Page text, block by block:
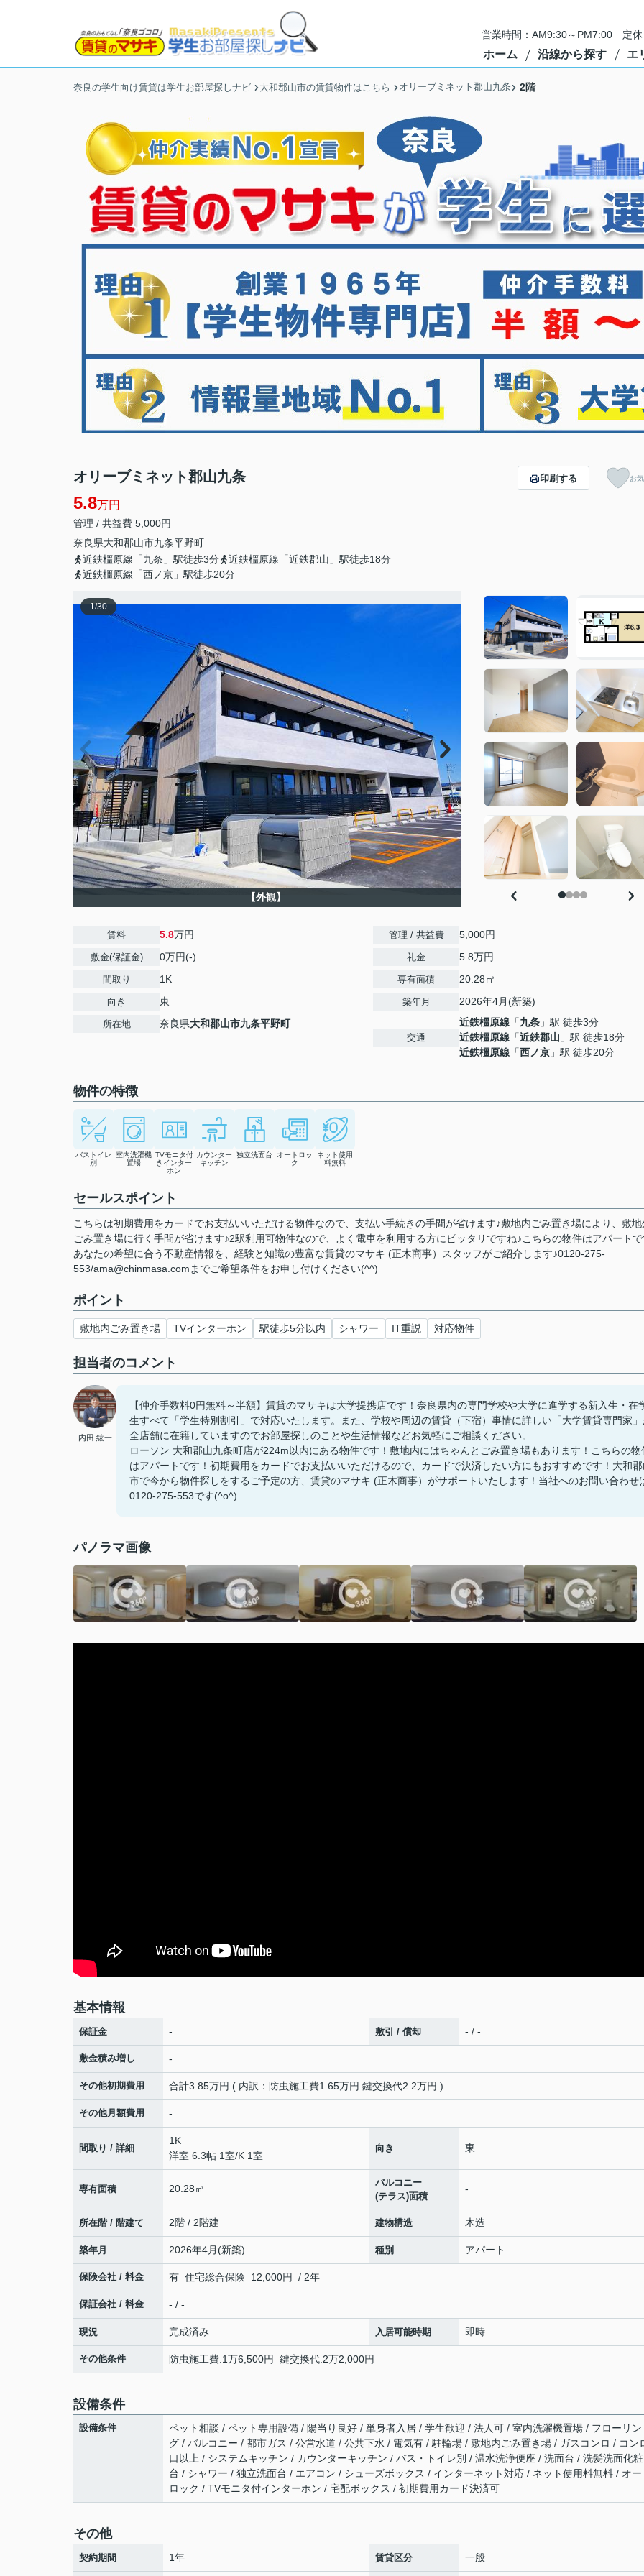
営業時間：AM9:30～PM7:00 定休
ホーム 沿線から探す エ
奈良の学生向け賃貸は学生お部屋探しナビ 大和郡山市の賃貸物件はこちら オリーブミネット郡山九条 2階
オリーブミネット郡山九条
5.8万円
管理 / 共益費 5,000円
奈良県大和郡山市九条平野町
近鉄橿原線「九条」駅徒歩3分
近鉄橿原線「近鉄郡山」駅徒歩18分
近鉄橿原線「西ノ京」駅徒歩20分
印刷する お
1/30
【外観】
賃料 5.8万円
敷金(保証金) 0万円(-)
間取り 1K
向き 東
所在地 奈良県大和郡山市九条平野町
管理 / 共益費 5,000円
礼金 5.8万円
専有面積 20.28㎡
築年月 2026年4月(新築)
交通
近鉄橿原線 「九条 」駅 徒歩3分
近鉄橿原線 「近鉄郡山 」駅 徒歩18分
近鉄橿原線 「西ノ京 」駅 徒歩20分
物件の特徴
バストイレ
別
室内洗濯機
置場
TVモニタ付
きインター
ホン
カウンター
キッチン
独立洗面台
オートロッ
ク
ネット使用
料無料
セールスポイント
こちらは初期費用をカードでお支払いいただける物件なので、支払い手続きの手間が省けます♪敷地内ごみ置き場により、敷地
ごみ置き場に行く手間が省けます♪2駅利用可物件なので、よく電車を利用する方にピッタリですね♪こちらの物件はアパートで
あなたの希望に合う不動産情報を、経験と知識の豊富な賃貸のマサキ (正木商事）スタッフがご紹介します♪0120-275-
553/ama@chinmasa.comまでご希望条件をお申し付けください(^^)
ポイント
敷地内ごみ置き場 TVインターホン 駅徒歩5分以内 シャワー IT重説 対応物件
担当者のコメント
内田 紘一
【仲介手数料0円無料～半額】賃貸のマサキは大学提携店です！奈良県内の専門学校や大学に進学する新入生・在
生すべて「学生特別割引」で対応いたします。また、学校や周辺の賃貸（下宿）事情に詳しい「大学賃貸専門家
全店舗に在籍していますのでお部屋探しのことや生活情報などお気軽にご相談ください。
ローソン 大和郡山九条町店が224m以内にある物件です！敷地内にはちゃんとごみ置き場もあります！こちらの物
はアパートです！初期費用をカードでお支払いいただけるので、カードで決済したい方にもおすすめです！大和郡
市で今から物件探しをするご予定の方、賃貸のマサキ (正木商事）がサポートいたします！当社へのお問い合わせ
0120-275-553です(^o^)
パノラマ画像
基本情報
保証金 - 敷引 / 償却 - / -
敷金積み増し -
その他初期費用 合計3.85万円 ( 内訳：防虫施工費1.65万円 鍵交換代2.2万円 )
その他月額費用 -
間取り / 詳細
1K
洋室 6.3帖 1室/K 1室
向き 東
専有面積 20.28㎡
バルコニー
(テラス)面積
-
所在階 / 階建て 2階 / 2階建 建物構造 木造
築年月 2026年4月(新築) 種別 アパート
保険会社 / 料金 有 住宅総合保険 12,000円 / 2年
保証会社 / 料金 - / -
現況 完成済み 入居可能時期 即時
その他条件 防虫施工費:1万6,500円 鍵交換代:2万2,000円
設備条件
設備条件
ペット相談 / ペット専用設備 / 陽当り良好 / 単身者入居 / 学生歓迎 / 法人可 / 室内洗濯機置場 / フローリン
グ / バルコニー / 都市ガス / 公営水道 / 公共下水 / 電気有 / 駐輪場 / 敷地内ごみ置き場 / ガスコンロ / コン
口以上 / システムキッチン / カウンターキッチン / バス・トイレ別 / 温水洗浄便座 / 洗面台 / 洗髪洗面化粧
台 / シャワー / 独立洗面台 / エアコン / シューズボックス / インターネット対応 / ネット使用料無料 / オー
ロック / TVモニタ付インターホン / 宅配ボックス / 初期費用カード決済可
その他
契約期間 1年 賃貸区分 一般